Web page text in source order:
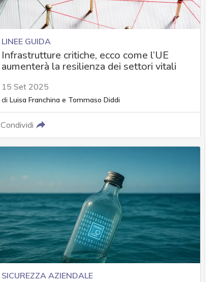
LINEE GUIDA
Infrastrutture critiche, ecco come l’UE
aumenterà la resilienza dei settori vitali
15 Set 2025
di Luisa Franchina e Tommaso Diddi
Condividi
SICUREZZA AZIENDALE